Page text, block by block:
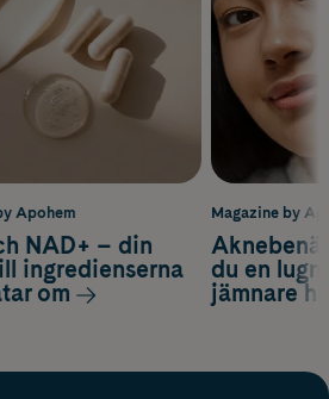
Magazine by
du en
jämnare
Apohem
NAD+ – din
ingredienserna
om